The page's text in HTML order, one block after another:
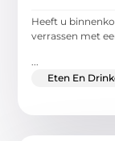
Heeft u
verrassen met
...
Eten En